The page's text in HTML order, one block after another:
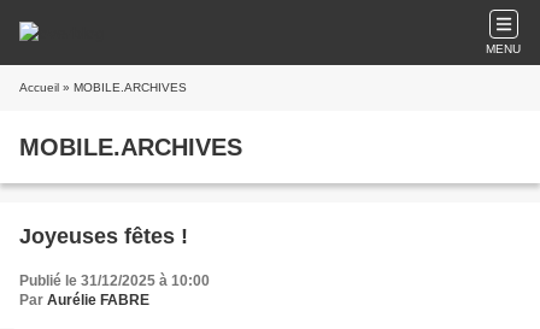
MENU
Accueil » MOBILE.ARCHIVES
MOBILE.ARCHIVES
Joyeuses fêtes !
Publié le 31/12/2025 à 10:00
Par Aurélie FABRE